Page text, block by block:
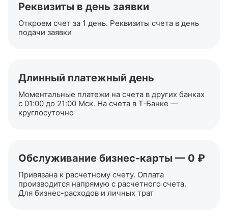
Реквизиты в день заявки
Откроем счет за 1 день. Реквизиты счета в день
подачи заявки
Длинный платежный день
Моментальные платежи на счета в других банках
с 01:00 до 21:00 Мск. На счета в Т‑Банке —
круглосуточно
Обслуживание бизнес-карты — 0 ₽
Привязана к расчетному счету. Оплата
производится напрямую с расчетного счета.
Для бизнес-расходов и личных трат